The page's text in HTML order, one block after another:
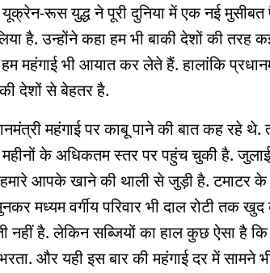
रूस युद्ध ने पूरी दुनिया में एक नई मुसीबत
है. उन्होंने कहा हम भी बाकी देशों की
महंगाई भी आयात कर लेते हैं. हालांकि
देशों से बेहतर है.
महंगाई पर काबू पाने की बात कह रहे थे.
महीनों के अधिकतम स्तर पर पहुंच चुकी है.
आपके खाने की थाली से जुड़ी है. टमाटर के
मध्यम वर्गीय परिवार भी दाल रोटी तक
नहीं है. लेकिन सब्जियों का हाल कुछ ऐसा है
और यही इस बार की महंगाई दर में सामने